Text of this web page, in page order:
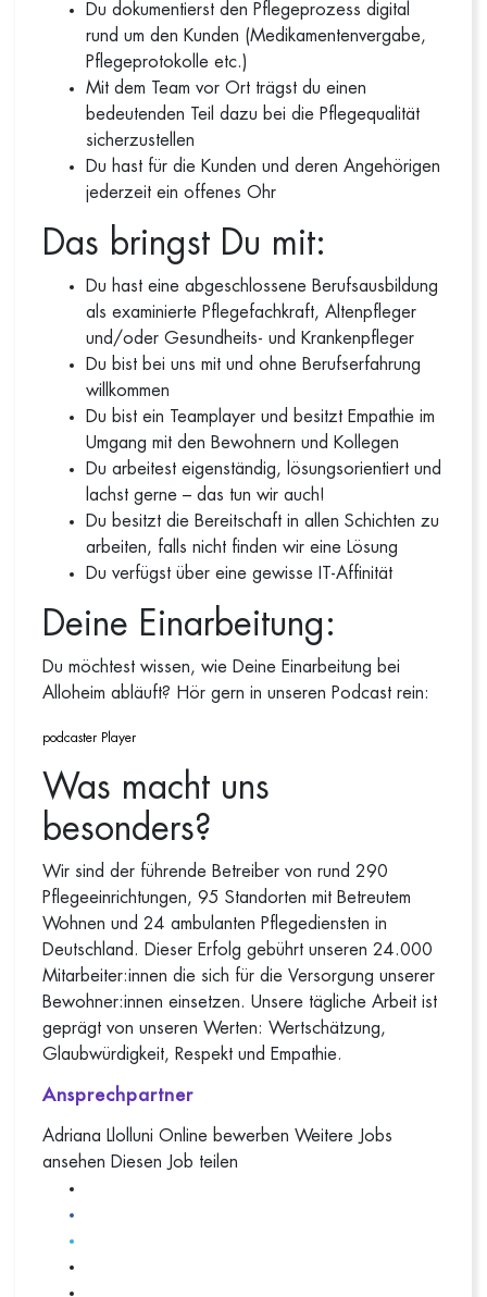
Du dokumentierst den Pflegeprozess digital
rund um den Kunden (Medikamentenvergabe,
Pflegeprotokolle etc.)
Mit dem Team vor Ort trägst du einen
bedeutenden Teil dazu bei die Pflegequalität
sicherzustellen
Du hast für die Kunden und deren Angehörigen
jederzeit ein offenes Ohr
Das bringst Du mit:
Du hast eine abgeschlossene Berufsausbildung
als examinierte Pflegefachkraft, Altenpfleger
und/oder Gesundheits- und Krankenpfleger
Du bist bei uns mit und ohne Berufserfahrung
willkommen
Du bist ein Teamplayer und besitzt Empathie im
Umgang mit den Bewohnern und Kollegen
Du arbeitest eigenständig, lösungsorientiert und
lachst gerne – das tun wir auch!
Du besitzt die Bereitschaft in allen Schichten zu
arbeiten, falls nicht finden wir eine Lösung
Du verfügst über eine gewisse IT-Affinität
Deine Einarbeitung:
Du möchtest wissen, wie Deine Einarbeitung bei
Alloheim abläuft? Hör gern in unseren Podcast rein:
podcaster Player
Was macht uns
besonders?
Wir sind der führende Betreiber von rund 290
Pflegeeinrichtungen, 95 Standorten mit Betreutem
Wohnen und 24 ambulanten Pflegediensten in
Deutschland. Dieser Erfolg gebührt unseren 24.000
Mitarbeiter:innen die sich für die Versorgung unserer
Bewohner:innen einsetzen. Unsere tägliche Arbeit ist
geprägt von unseren Werten: Wertschätzung,
Glaubwürdigkeit, Respekt und Empathie.
Ansprechpartner
Adriana Llolluni Online bewerben Weitere Jobs
ansehen Diesen Job teilen